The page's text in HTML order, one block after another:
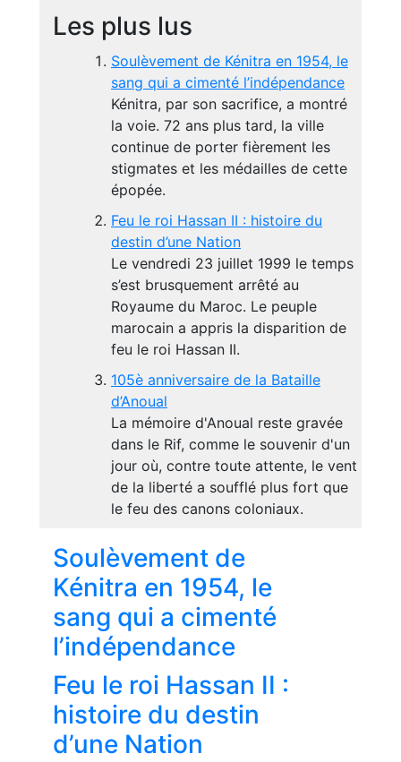
Les plus lus
Soulèvement de Kénitra en 1954, le
sang qui a cimenté l’indépendance
Kénitra, par son sacrifice, a montré
la voie. 72 ans plus tard, la ville
continue de porter fièrement les
stigmates et les médailles de cette
épopée.
Feu le roi Hassan II : histoire du
destin d’une Nation
Le vendredi 23 juillet 1999 le temps
s’est brusquement arrêté au
Royaume du Maroc. Le peuple
marocain a appris la disparition de
feu le roi Hassan II.
105è anniversaire de la Bataille
d’Anoual
La mémoire d'Anoual reste gravée
dans le Rif, comme le souvenir d'un
jour où, contre toute attente, le vent
de la liberté a soufflé plus fort que
le feu des canons coloniaux.
Soulèvement de
Kénitra en 1954, le
sang qui a cimenté
l’indépendance
Feu le roi Hassan II :
histoire du destin
d’une Nation